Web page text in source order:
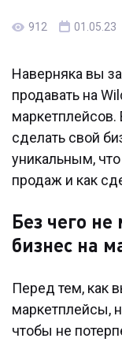
912 01.05.23
Наверняка вы
продавать на
маркетплейсов.
сделать свой
уникальным,
продаж и как
Без чего
бизнес на
Перед тем, как
маркетплейсы,
чтобы не